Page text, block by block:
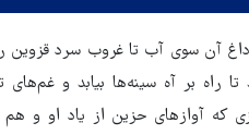
آن سوی آب تا غروب سرد قزوین
راه بر آه سینه‌ها بیابد و غم‌های
که آوازهای حزین از یاد او و